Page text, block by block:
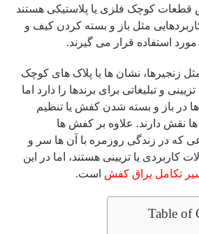
قطعات کوچک فلزی یا پلاستیکی هستند
مثل باز و بسته کردن کیف و
استفاده قرار می گیرند.
مثل زنجیرها، نشان ها یا پلاک های کوچک
و تبلیغاتی برای برندها را دارد اما
در باز و بسته شدن کفش یا تنظیم
نقش دارند. علاوه بر کفش ها
که در زندگی روزمره با آن ها سر و
کاربردی یا تزیینی هستند، اما در این
تکامل یراق کفش است.
Table of